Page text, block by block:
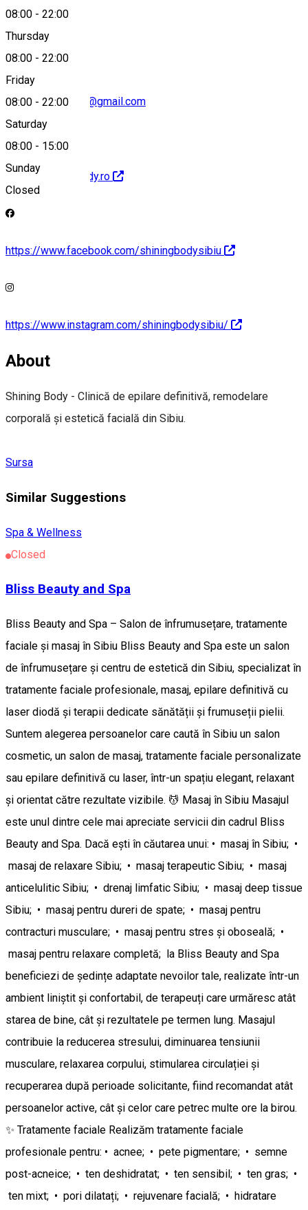
08:00 - 22:00
Thursday
08:00 - 22:00
Friday
08:00 - 22:00
Saturday
08:00 - 15:00
Sunday
Closed
shiningbodysibiu@gmail.com
https://shiningbody.ro
https://www.facebook.com/shiningbodysibiu
https://www.instagram.com/shiningbodysibiu/
About
Shining Body - Clinică de epilare definitivă, remodelare
corporală și estetică facială din Sibiu.
Sursa
Similar Suggestions
Spa & Wellness
Closed
Bliss Beauty and Spa
Bliss Beauty and Spa – Salon de înfrumusețare, tratamente
faciale și masaj în Sibiu Bliss Beauty and Spa este un salon
de înfrumusețare și centru de estetică din Sibiu, specializat în
tratamente faciale profesionale, masaj, epilare definitivă cu
laser diodă și terapii dedicate sănătății și frumuseții pielii.
Suntem alegerea persoanelor care caută în Sibiu un salon
cosmetic, un salon de masaj, tratamente faciale personalizate
sau epilare definitivă cu laser, într-un spațiu elegant, relaxant
și orientat către rezultate vizibile. 💆 Masaj în Sibiu Masajul
este unul dintre cele mai apreciate servicii din cadrul Bliss
Beauty and Spa. Dacă ești în căutarea unui: • masaj în Sibiu; •
masaj de relaxare Sibiu; • masaj terapeutic Sibiu; • masaj
anticelulitic Sibiu; • drenaj limfatic Sibiu; • masaj deep tissue
Sibiu; • masaj pentru dureri de spate; • masaj pentru
contracturi musculare; • masaj pentru stres și oboseală; •
masaj pentru relaxare completă; la Bliss Beauty and Spa
beneficiezi de ședințe adaptate nevoilor tale, realizate într-un
ambient liniștit și confortabil, de terapeuți care urmăresc atât
starea de bine, cât și rezultatele pe termen lung. Masajul
contribuie la reducerea stresului, diminuarea tensiunii
musculare, relaxarea corpului, stimularea circulației și
recuperarea după perioade solicitante, fiind recomandat atât
persoanelor active, cât și celor care petrec multe ore la birou.
✨ Tratamente faciale Realizăm tratamente faciale
profesionale pentru: • acnee; • pete pigmentare; • semne
post-acneice; • ten deshidratat; • ten sensibil; • ten gras; •
ten mixt; • pori dilatați; • rejuvenare facială; • hidratare